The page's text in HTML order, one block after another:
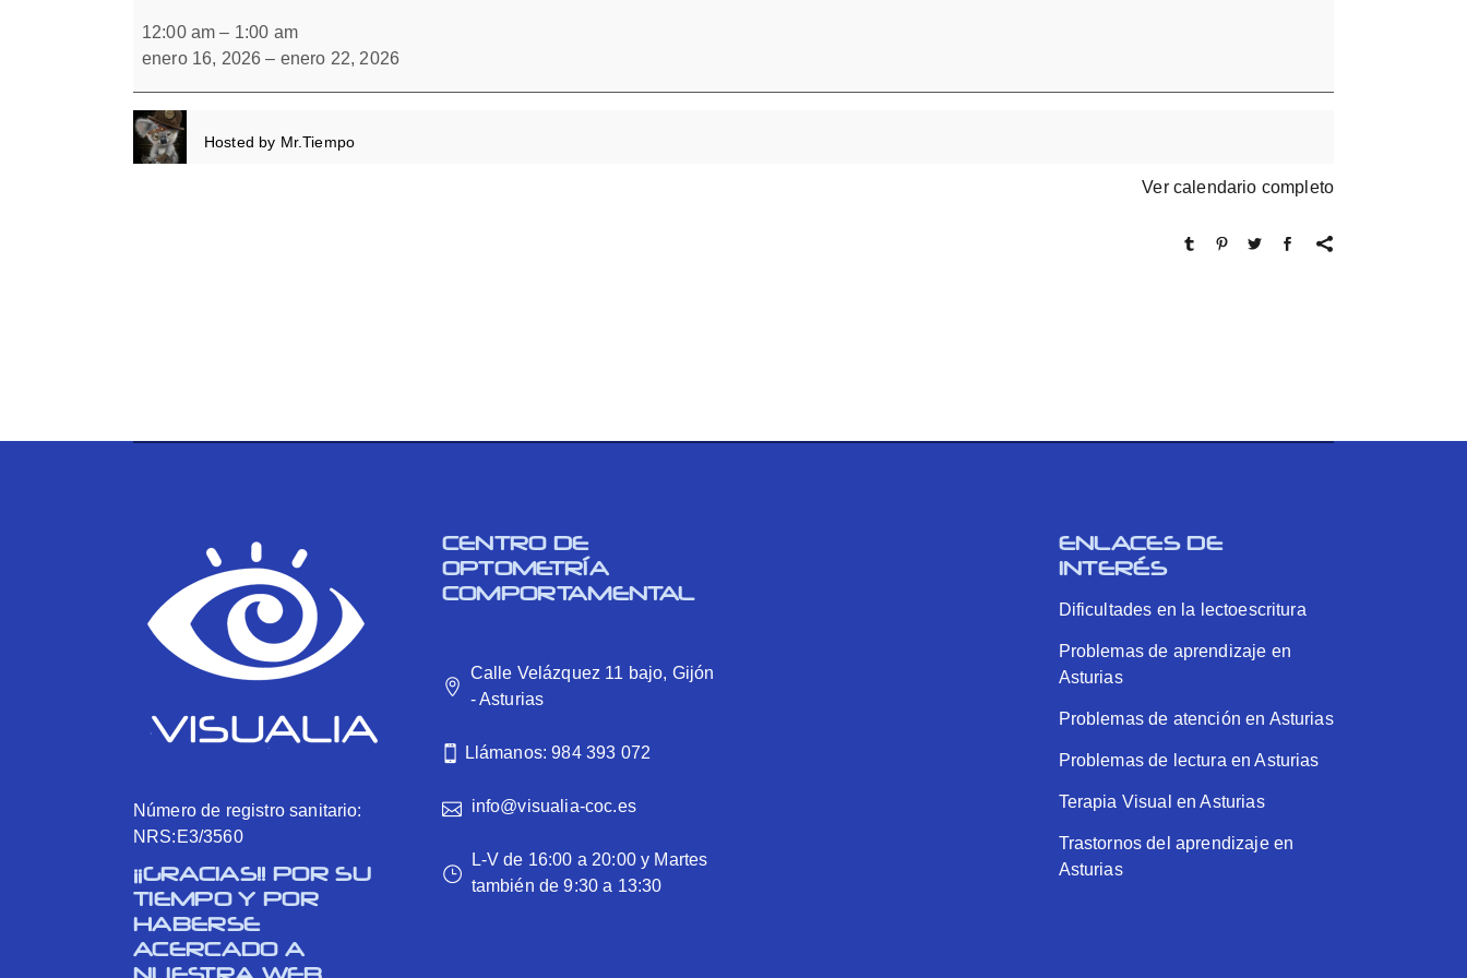
escondidos
20
12:00 am – 1:00 am
enero 16, 2026 – enero 22, 2026
Hosted by Mr.Tiempo
Ver calendario completo
Número de registro sanitario:
NRS:E3/3560
¡¡GRACIAS!! POR SU
TIEMPO Y POR
HABERSE
ACERCADO A
CENTRO DE
OPTOMETRÍA
COMPORTAMENTAL
Calle Velázquez 11 bajo, Gijón
- Asturias
Llámanos: 984 393 072
info@visualia-coc.es
L-V de 16:00 a 20:00 y Martes
también de 9:30 a 13:30
ENLACES DE
INTERÉS
Dificultades en la lectoescritura
Problemas de aprendizaje en
Asturias
Problemas de atención en Asturias
Problemas de lectura en Asturias
Terapia Visual en Asturias
Trastornos del aprendizaje en
Asturias